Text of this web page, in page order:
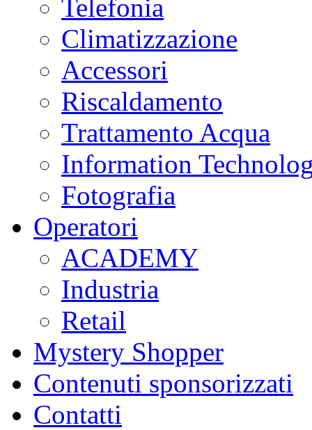
Telefonia
Climatizzazione
Accessori
Riscaldamento
Trattamento Acqua
Information
Fotografia
Operatori
ACADEMY
Industria
Retail
Mystery Shopper
Contenuti sponsorizzati
Contatti